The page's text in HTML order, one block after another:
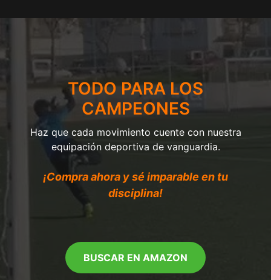
TODO PARA LOS
CAMPEONES
Haz que cada movimiento cuente con nuestra
equipación deportiva de vanguardia.
¡Compra ahora y sé imparable en tu
disciplina!
BUSCAR EN AMAZON